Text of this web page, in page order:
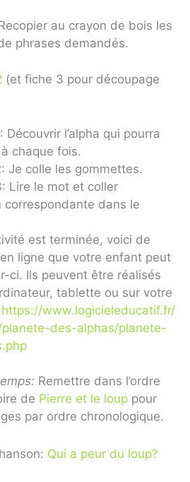
au crayon de bois les
phrases demandés.
(et fiche 3 pour découpage
Découvrir l’alpha qui pourra
chaque fois.
Je colle les gommettes.
Lire le mot et coller
correspondante dans le
est terminée, voici de
ligne que votre enfant peut
ci. Ils peuvent être réalisés
tablette ou sur votre
https://www.logicieleducatif.fr/
des-alphas/planete-
Remettre dans l’ordre
de Pierre et le loup pour
par ordre chronologique.
Qui a peur du loup?